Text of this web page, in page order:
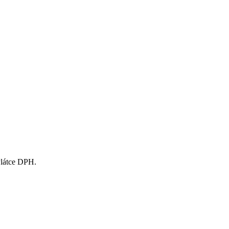
DPH.